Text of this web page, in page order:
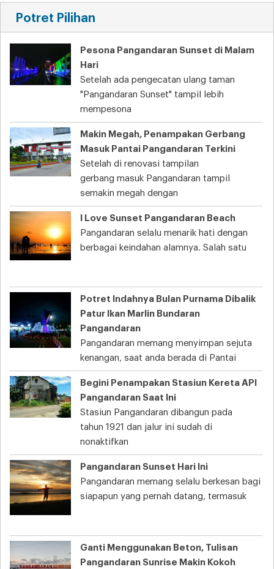
Potret Pilihan
Pesona Pangandaran Sunset di Malam
Hari
Setelah ada pengecatan ulang taman
"Pangandaran Sunset" tampil lebih
mempesona
Makin Megah, Penampakan Gerbang
Masuk Pantai Pangandaran Terkini
Setelah di renovasi tampilan
gerbang masuk Pangandaran tampil
semakin megah dengan
I Love Sunset Pangandaran Beach
Pangandaran selalu menarik hati dengan
berbagai keindahan alamnya. Salah satu
Potret Indahnya Bulan Purnama Dibalik
Patur Ikan Marlin Bundaran
Pangandaran
Pangandaran memang menyimpan sejuta
kenangan, saat anda berada di Pantai
Begini Penampakan Stasiun Kereta API
Pangandaran Saat Ini
Stasiun Pangandaran dibangun pada
tahun 1921 dan jalur ini sudah di
nonaktifkan
Pangandaran Sunset Hari Ini
Pangandaran memang selalu berkesan bagi
siapapun yang pernah datang, termasuk
Ganti Menggunakan Beton, Tulisan
Pangandaran Sunrise Makin Kokoh